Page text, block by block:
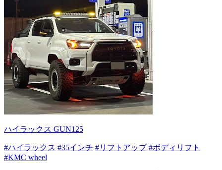
ハイラックス GUN125
#ハイラックス #35インチ #リフトアップ #ボディリフト
#KMC wheel